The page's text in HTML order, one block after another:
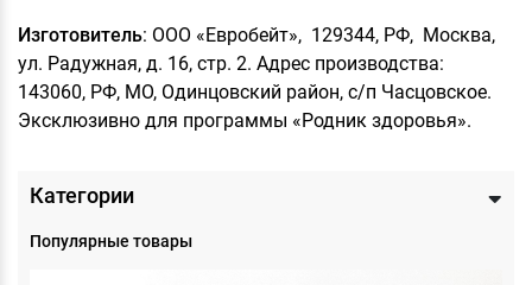
Категории
Изготовитель: ООО «Евробейт», 129344, РФ, Москва,
ул. Радужная, д. 16, стр. 2. Адрес производства:
143060, РФ, МО, Одинцовский район, с/п Часцовское.
Эксклюзивно для программы «Родник здоровья».
Популярные товары